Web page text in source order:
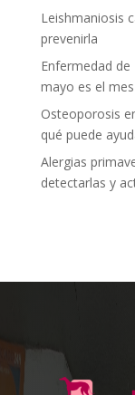
Leishmaniosis
prevenirla
Enfermedad
mayo es el
Osteoporosis
qué puede
Alergias
detectarlas y